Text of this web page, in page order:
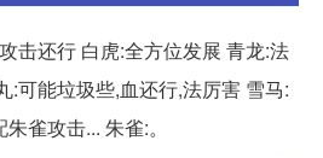
击还行 白虎:全方位发展 青龙:法
:可能垃圾些,血还行,法厉害 雪马:
雀攻击... 朱雀:。